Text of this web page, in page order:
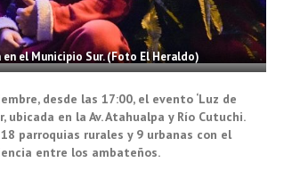
el Municipio Sur. (Foto El Heraldo)
desde las 17:00, el evento ‘Luz de
ubicada en la Av. Atahualpa y Río Cutuchi.
parroquias rurales y 9 urbanas con el
entre los ambateños.